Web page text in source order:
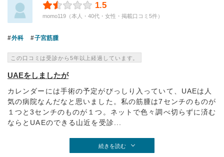
1.5
momo119（本人・40代・女性・掲載口コミ5件）
外科 子宮筋腫
この口コミは受診から5年以上経過しています。
UAEをしましたが
カレンダーには手術の予定がびっしり入っていて、UAEは人
気の病院なんだなと思いました。私の筋腫は7センチのものが
１つと3センチのものが１つ。ネットで色々調べ切らずに済む
ならとUAEのできる山近を受診...
続きを読む